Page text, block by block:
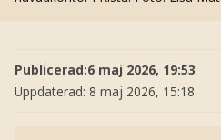
Publicerad:6 maj 2026, 19:53
Uppdaterad: 8 maj 2026, 15:18